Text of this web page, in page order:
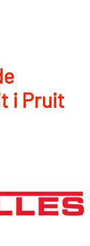
i Pruit